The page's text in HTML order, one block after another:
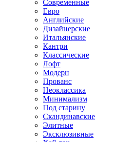
Современные
Евро
Английские
Дизайнерские
Итальянские
Кантри
Классические
Лофт
Модерн
Прованс
Неоклассика
Минимализм
Под старину
Скандинавские
Элитные
Эксклюзивные